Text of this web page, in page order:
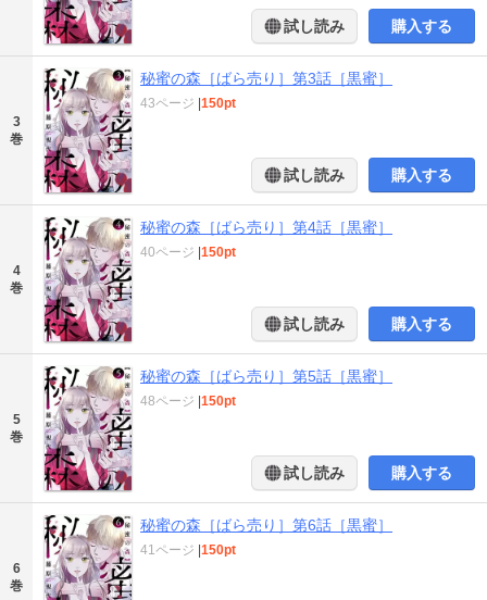
試し読み 購入する
3
巻
秘蜜の森［ばら売り］第3話［黒蜜］
43ページ 150pt
試し読み 購入する
4
巻
秘蜜の森［ばら売り］第4話［黒蜜］
40ページ 150pt
試し読み 購入する
5
巻
秘蜜の森［ばら売り］第5話［黒蜜］
48ページ 150pt
試し読み 購入する
6
巻
秘蜜の森［ばら売り］第6話［黒蜜］
41ページ 150pt